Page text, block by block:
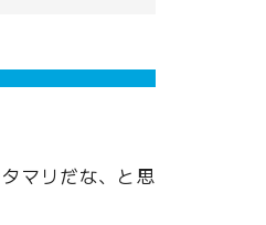
マリだな、と思